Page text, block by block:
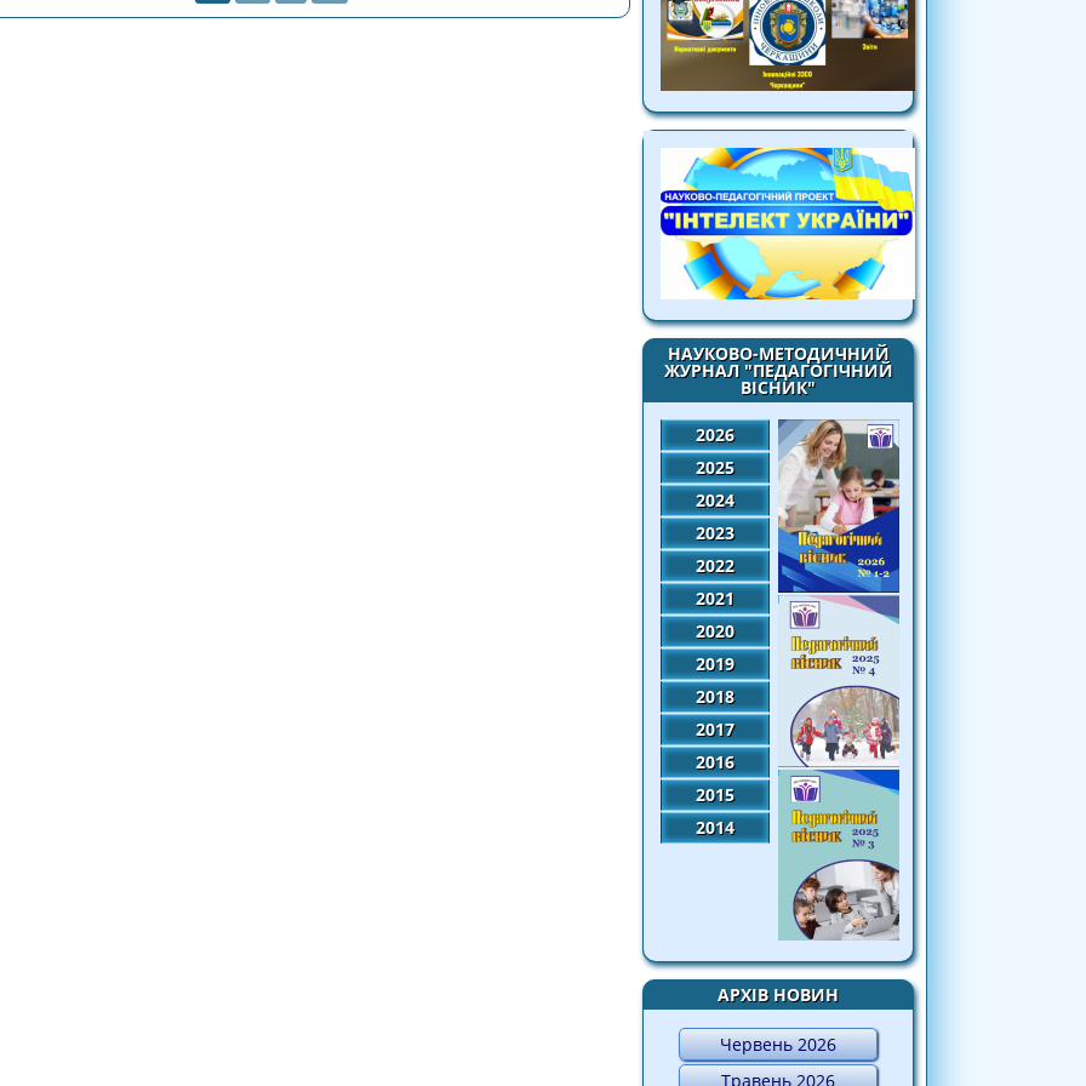
НАУКОВО-МЕТОДИЧНИЙ
ЖУРНАЛ "ПЕДАГОГІЧНИЙ
ВІСНИК"
2026
2025
2024
2023
2022
2021
2020
2019
2018
2017
2016
2015
2014
АРХІВ НОВИН
Червень 2026
Травень 2026